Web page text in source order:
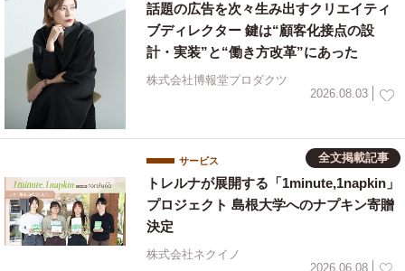
話題の広告を次々生み出すクリエイティ
ブディレクター 鍵は“顧客化接点の設
計・実装”と“働き方改革”にあった
株式会社博報堂プロダクツ
2026.08.03
サービス 全文掲載記事
トレルナが展開する「1minute,1napkin」
プロジェクト 島根大学へのナプキン寄贈
決定
株式会社ネクイノ
2026.06.08